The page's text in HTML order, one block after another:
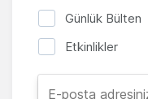
Günlük Bülten
Etkinlikler